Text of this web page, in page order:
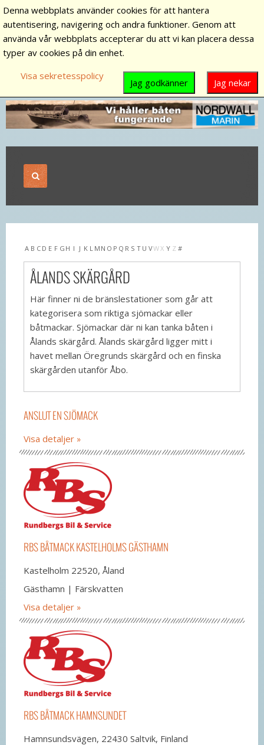
A B C D E F G H I J K L M N O P Q R S T U VWX Y Z #
ÅLANDS SKÄRGÅRD
Här finner ni de bränslestationer som går att
kategorisera som riktiga sjömackar eller
båtmackar. Sjömackar där ni kan tanka båten i
Ålands skärgård. Ålands skärgård ligger mitt i
havet mellan Öregrunds skärgård och en finska
skärgården utanför Åbo.
ANSLUT EN SJÖMACK
Visa detaljer
RBS BÅTMACK KASTELHOLMS GÄSTHAMN
Kastelholm 22520, Åland
Gästhamn | Färskvatten
Visa detaljer
RBS BÅTMACK HAMNSUNDET
Hamnsundsvägen, 22430 Saltvik, Finland
Denna webbplats använder cookies för att hantera
autentisering, navigering och andra funktioner. Genom att
använda vår webbplats accepterar du att vi kan placera dessa
typer av cookies på din enhet.
Visa sekretesspolicy
Jag nekar
Jag godkänner